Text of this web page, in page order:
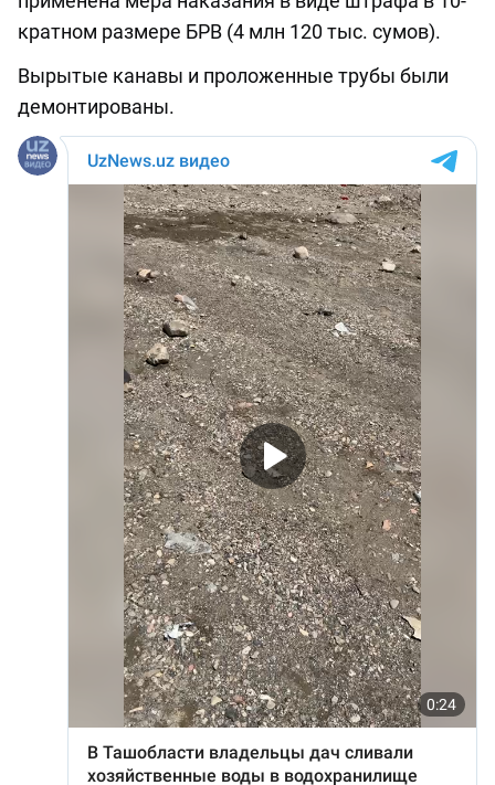
кратном размере БРВ (4 млн 120 тыс. сумов).
Вырытые канавы и проложенные трубы были
демонтированы.